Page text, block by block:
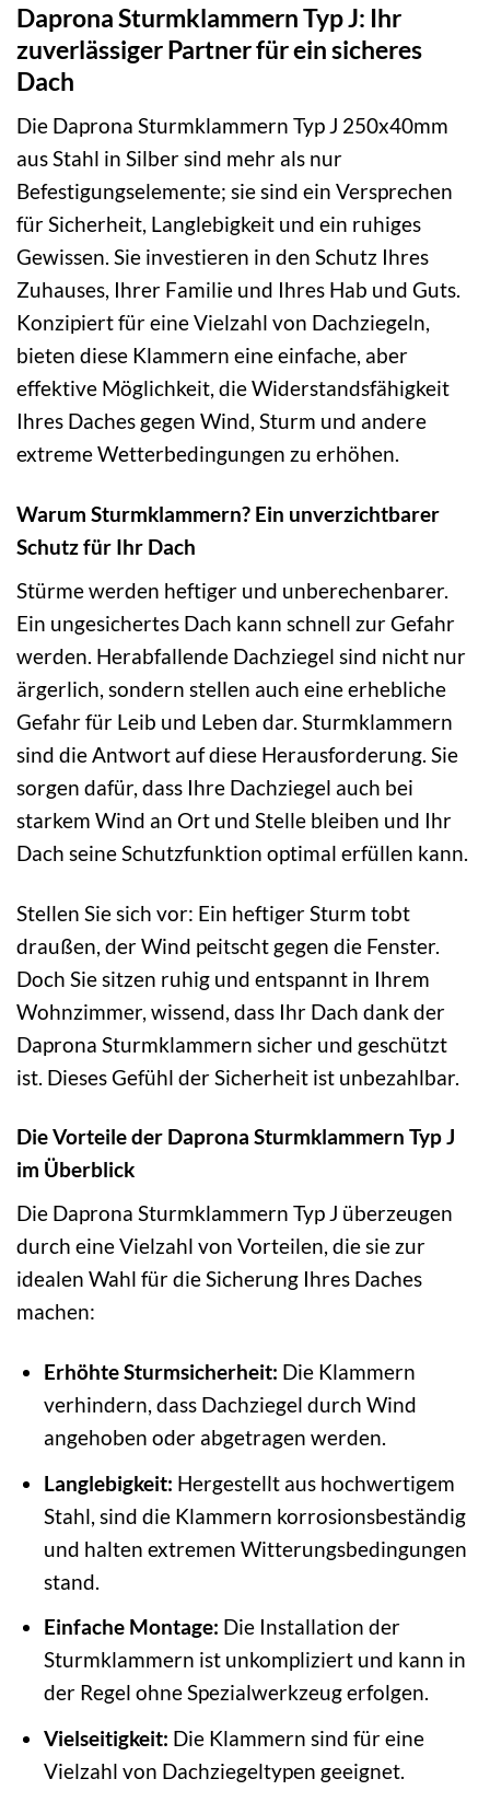
Daprona Sturmklammern Typ J: Ihr
zuverlässiger Partner für ein sicheres
Dach
Die Daprona Sturmklammern Typ J 250x40mm
aus Stahl in Silber sind mehr als nur
Befestigungselemente; sie sind ein Versprechen
für Sicherheit, Langlebigkeit und ein ruhiges
Gewissen. Sie investieren in den Schutz Ihres
Zuhauses, Ihrer Familie und Ihres Hab und Guts.
Konzipiert für eine Vielzahl von Dachziegeln,
bieten diese Klammern eine einfache, aber
effektive Möglichkeit, die Widerstandsfähigkeit
Ihres Daches gegen Wind, Sturm und andere
extreme Wetterbedingungen zu erhöhen.
Warum Sturmklammern? Ein unverzichtbarer
Schutz für Ihr Dach
Stürme werden heftiger und unberechenbarer.
Ein ungesichertes Dach kann schnell zur Gefahr
werden. Herabfallende Dachziegel sind nicht nur
ärgerlich, sondern stellen auch eine erhebliche
Gefahr für Leib und Leben dar. Sturmklammern
sind die Antwort auf diese Herausforderung. Sie
sorgen dafür, dass Ihre Dachziegel auch bei
starkem Wind an Ort und Stelle bleiben und Ihr
Dach seine Schutzfunktion optimal erfüllen kann.
Stellen Sie sich vor: Ein heftiger Sturm tobt
draußen, der Wind peitscht gegen die Fenster.
Doch Sie sitzen ruhig und entspannt in Ihrem
Wohnzimmer, wissend, dass Ihr Dach dank der
Daprona Sturmklammern sicher und geschützt
ist. Dieses Gefühl der Sicherheit ist unbezahlbar.
Die Vorteile der Daprona Sturmklammern Typ J
im Überblick
Die Daprona Sturmklammern Typ J überzeugen
durch eine Vielzahl von Vorteilen, die sie zur
idealen Wahl für die Sicherung Ihres Daches
machen:
Erhöhte Sturmsicherheit: Die Klammern
verhindern, dass Dachziegel durch Wind
angehoben oder abgetragen werden.
Langlebigkeit: Hergestellt aus hochwertigem
Stahl, sind die Klammern korrosionsbeständig
und halten extremen Witterungsbedingungen
stand.
Einfache Montage: Die Installation der
Sturmklammern ist unkompliziert und kann in
der Regel ohne Spezialwerkzeug erfolgen.
Vielseitigkeit: Die Klammern sind für eine
Vielzahl von Dachziegeltypen geeignet.